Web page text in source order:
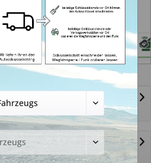
Händlerprofil